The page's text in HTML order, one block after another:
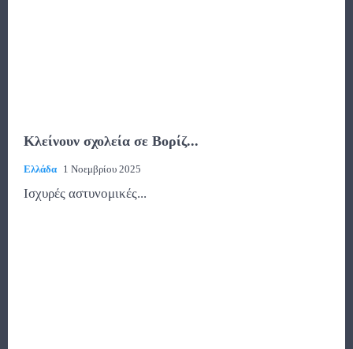
Κλείνουν σχολεία σε Βορίζ...
Ελλάδα 1 Νοεμβρίου 2025
Ισχυρές αστυνομικές...